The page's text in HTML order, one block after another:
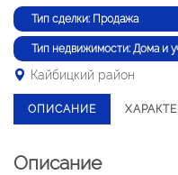
Тип сделки: Продажа
Тип недвижимости: Дома и
Кайбицкий район
ОПИСАНИЕ
Описание